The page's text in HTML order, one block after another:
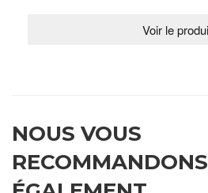
NOUS VOUS
RECOMMANDONS